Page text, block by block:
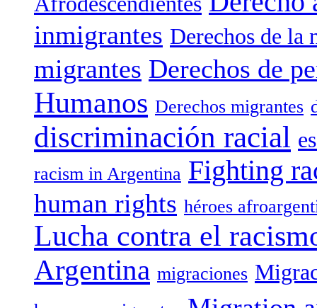
inmigrantes Derechos de la
migrantes Derechos de
Humanos Derechos migrantes
discriminación racial
racism in Argentina Fighting
human rights héroes
Lucha contra el
Argentina migraciones